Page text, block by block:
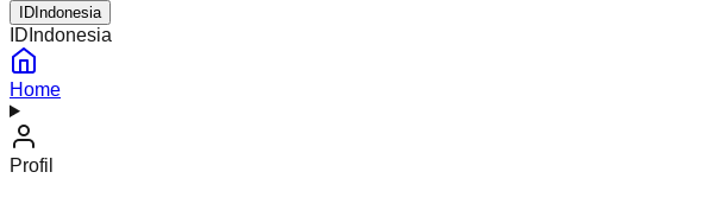
ID Indonesia
ID Indonesia
Home
Profil